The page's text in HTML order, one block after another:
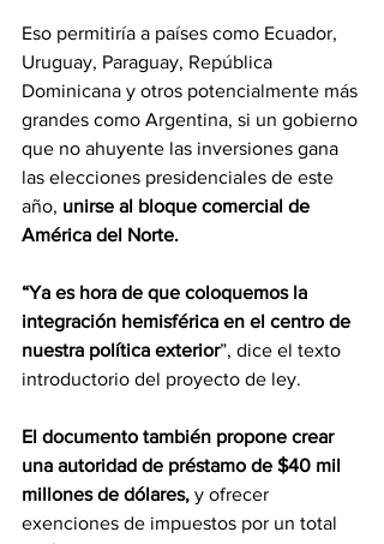
Eso permitiría a países como Ecuador,
Uruguay, Paraguay, República
Dominicana y otros potencialmente más
grandes como Argentina, si un gobierno
que no ahuyente las inversiones gana
las elecciones presidenciales de este
año, unirse al bloque comercial de
América del Norte.
“Ya es hora de que coloquemos la
integración hemisférica en el centro de
nuestra política exterior”, dice el texto
introductorio del proyecto de ley.
El documento también propone crear
una autoridad de préstamo de $40 mil
millones de dólares, y ofrecer
exenciones de impuestos por un total